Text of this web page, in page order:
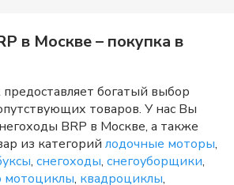
в Москве– покупка в
богатый выбор
товаров. У нас Вы
BRP в Москве, а также
из категорий лодочные моторы,
, снегоходы, снегоуборщики,
мотоциклы, квадроциклы,